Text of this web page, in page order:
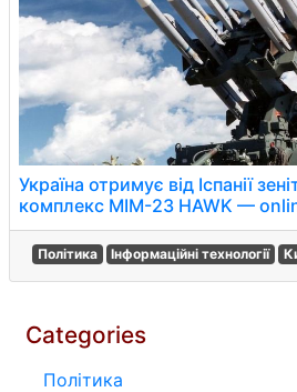
Україна отримує від Іспанії
комплекс MIM-23 HAWK —
Політика Інформаційні технології
Categories
Політика